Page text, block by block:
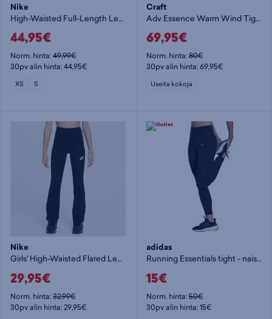
Nike
High-Waisted Full-Length Leggings W - naisten pitkät trikoot
44,95€
Norm. hinta:49,99€
30pv alin hinta: 44,95€
XS S
Craft
Adv Essence Warm Wind Tights 2 - naisten pitkät trikoot
69,95€
Norm. hinta:80€
30pv alin hinta: 69,95€
Useita kokoja
Nike
Girls' High-Waisted Flared Leggings Jr - tyttöjen pitkät trikoot
29,95€
Norm. hinta:32,99€
30pv alin hinta: 29,95€
adidas
Running Essentials tight - naisten 7/8 trikoot
15€
Norm. hinta:50€
30pv alin hinta: 15€